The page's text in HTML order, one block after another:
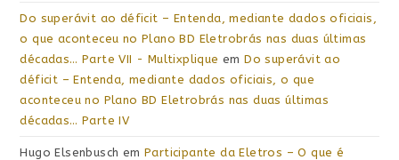
Do superávit ao déficit – Entenda, mediante dados oficiais,
o que aconteceu no Plano BD Eletrobrás nas duas últimas
décadas… Parte VII - Multixplique emDo superávit ao
déficit – Entenda, mediante dados oficiais, o que
aconteceu no Plano BD Eletrobrás nas duas últimas
décadas… Parte IV
Hugo Elsenbusch emParticipante da Eletros – O que é